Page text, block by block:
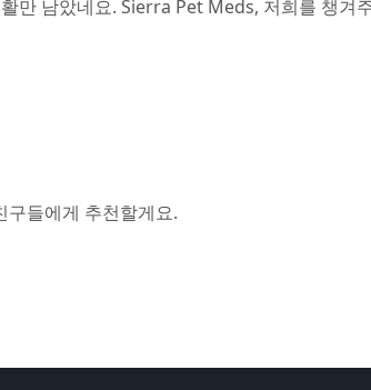
만 남았네요. Sierra Pet Meds, 저희를 챙겨
구들에게 추천할게요.